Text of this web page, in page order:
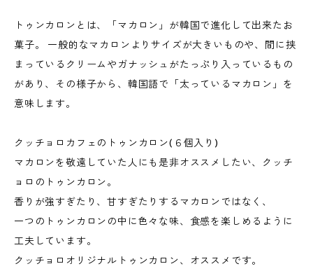
トゥンカロンとは、「マカロン」が韓国で進化して出来たお
菓子。 一般的なマカロンよりサイズが大きいものや、間に挟
まっているクリームやガナッシュがたっぷり入っているもの
があり、その様子から、韓国語で「太っているマカロン」を
意味します。
クッチョロカフェのトゥンカロン(６個入り)
マカロンを敬遠していた人にも是非オススメしたい、クッチ
ョロのトゥンカロン。
香りが強すぎたり、甘すぎたりするマカロンではなく、
一つのトゥンカロンの中に色々な味、食感を楽しめるように
工夫しています。
クッチョロオリジナルトゥンカロン、オススメです。